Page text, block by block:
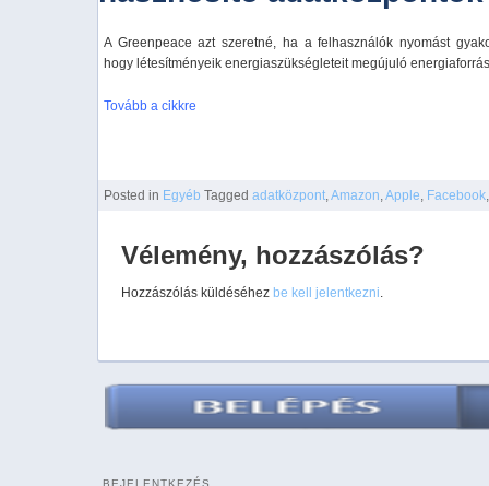
A Greenpeace azt szeretné, ha a felhasználók nyomást
hogy létesítményeik energiaszükségleteit megújuló
Tovább a cikkre
Posted in Egyéb Tagged adatközpont, Amazon Apple Facebook
Vélemény, hozzászólás?
Hozzászólás küldéséhez be kell jelentkezni.